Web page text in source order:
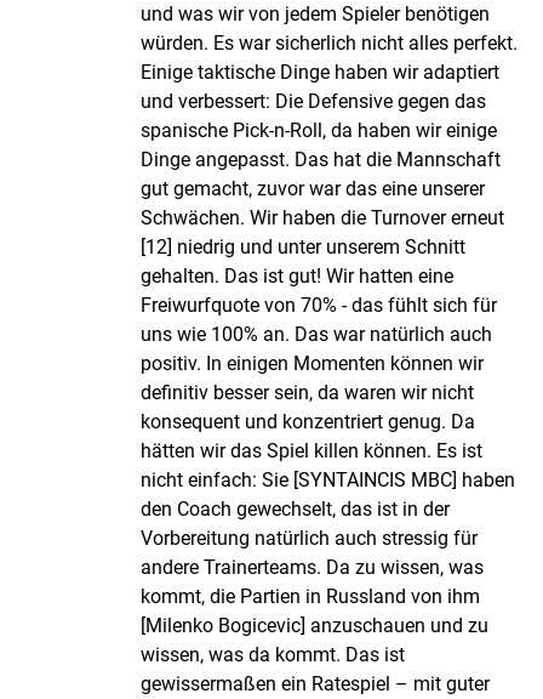
und was wir von jedem Spieler benötigen
würden. Es war sicherlich nicht alles perfekt.
Einige taktische Dinge haben wir adaptiert
und verbessert: Die Defensive gegen das
spanische Pick-n-Roll, da haben wir einige
Dinge angepasst. Das hat die Mannschaft
gut gemacht, zuvor war das eine unserer
Schwächen. Wir haben die Turnover erneut
[12] niedrig und unter unserem Schnitt
gehalten. Das ist gut! Wir hatten eine
Freiwurfquote von 70% - das fühlt sich für
uns wie 100% an. Das war natürlich auch
positiv. In einigen Momenten können wir
definitiv besser sein, da waren wir nicht
konsequent und konzentriert genug. Da
hätten wir das Spiel killen können. Es ist
nicht einfach: Sie [SYNTAINCIS MBC] haben
den Coach gewechselt, das ist in der
Vorbereitung natürlich auch stressig für
andere Trainerteams. Da zu wissen, was
kommt, die Partien in Russland von ihm
[Milenko Bogicevic] anzuschauen und zu
wissen, was da kommt. Das ist
gewissermaßen ein Ratespiel – mit guter